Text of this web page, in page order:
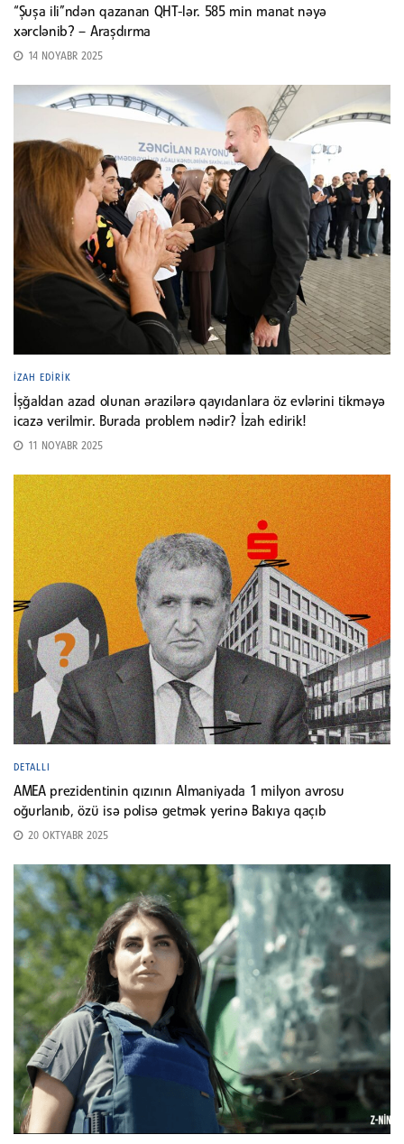
“Şuşa ili”ndən qazanan QHT-lər. 585 min manat nəyə
xərclənib? – Araşdırma
14 NOYABR 2025
İZAH EDIRIK
İşğaldan azad olunan ərazilərə qayıdanlara öz evlərini tikməyə
icazə verilmir. Burada problem nədir? İzah edirik!
11 NOYABR 2025
DETALLI
AMEA prezidentinin qızının Almaniyada 1 milyon avrosu
oğurlanıb, özü isə polisə getmək yerinə Bakıya qaçıb
20 OKTYABR 2025